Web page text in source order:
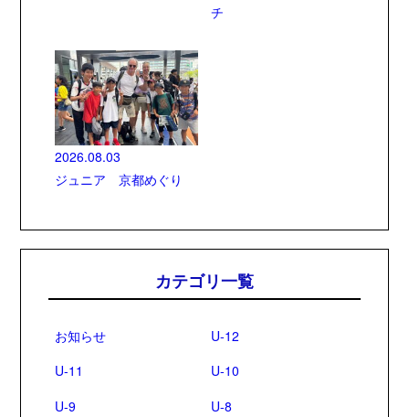
チ
2026.08.03
ジュニア 京都めぐり
カテゴリ一覧
お知らせ
U-12
U-11
U-10
U-9
U-8